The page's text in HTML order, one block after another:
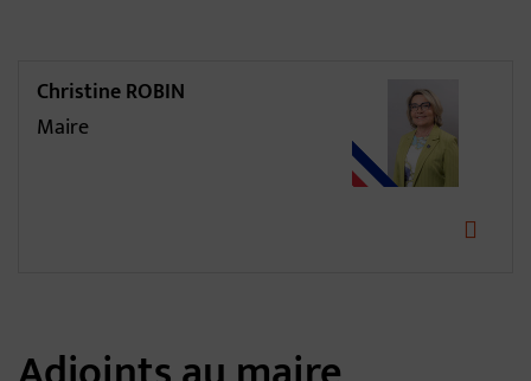
Maire
Christine ROBIN
Maire